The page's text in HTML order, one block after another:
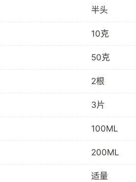
半头
10克
50克
2根
3片
100ML
200ML
适量